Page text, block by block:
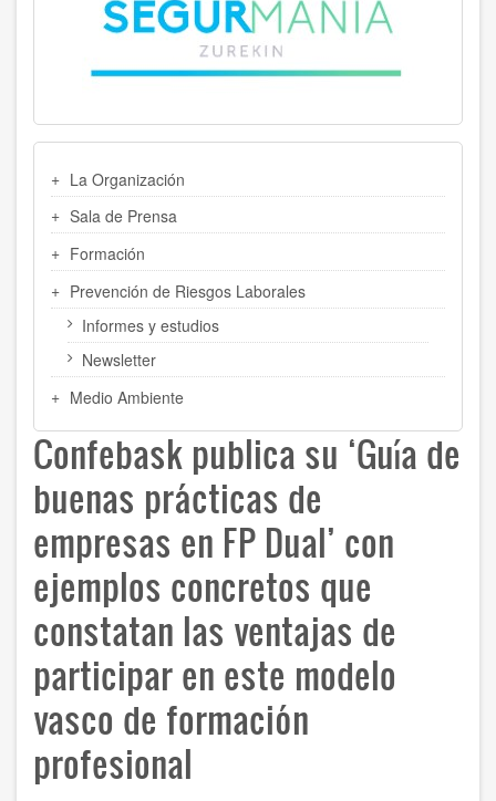
LATERAL
La Organización
Sala de Prensa
Formación
Prevención de Riesgos Laborales
Informes y estudios
Newsletter
Medio Ambiente
Confebask publica su ‘Guía de
buenas prácticas de
empresas en FP Dual’ con
ejemplos concretos que
constatan las ventajas de
participar en este modelo
vasco de formación
profesional